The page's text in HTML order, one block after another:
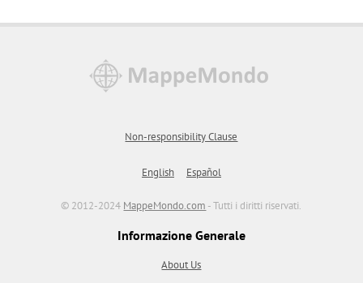
Non-responsibility Clause
English Español
© 2012-2024 MappeMondo.com - Tutti i diritti riservati.
Informazione Generale
About Us